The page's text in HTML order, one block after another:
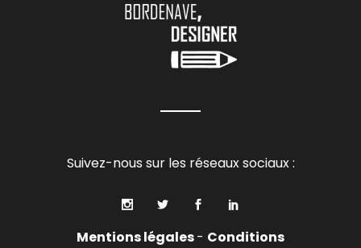
Suivez-nous sur les réseaux sociaux :
Mentions légales- Conditions